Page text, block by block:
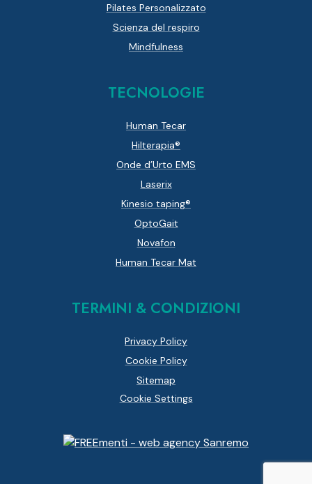
Pilates Personalizzato
Scienza del respiro
Mindfulness
TECNOLOGIE
Human Tecar
Hilterapia®
Onde d’Urto EMS
Laserix
Kinesio taping®
OptoGait
Novafon
Human Tecar Mat
TERMINI & CONDIZIONI
Privacy Policy
Cookie Policy
Sitemap
Cookie Settings